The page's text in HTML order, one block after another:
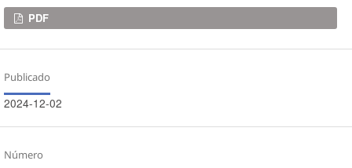
Descargas
PDF
Publicado
2024-12-02
Número